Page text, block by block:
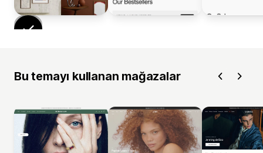
Bu temayı kullanan mağazalar